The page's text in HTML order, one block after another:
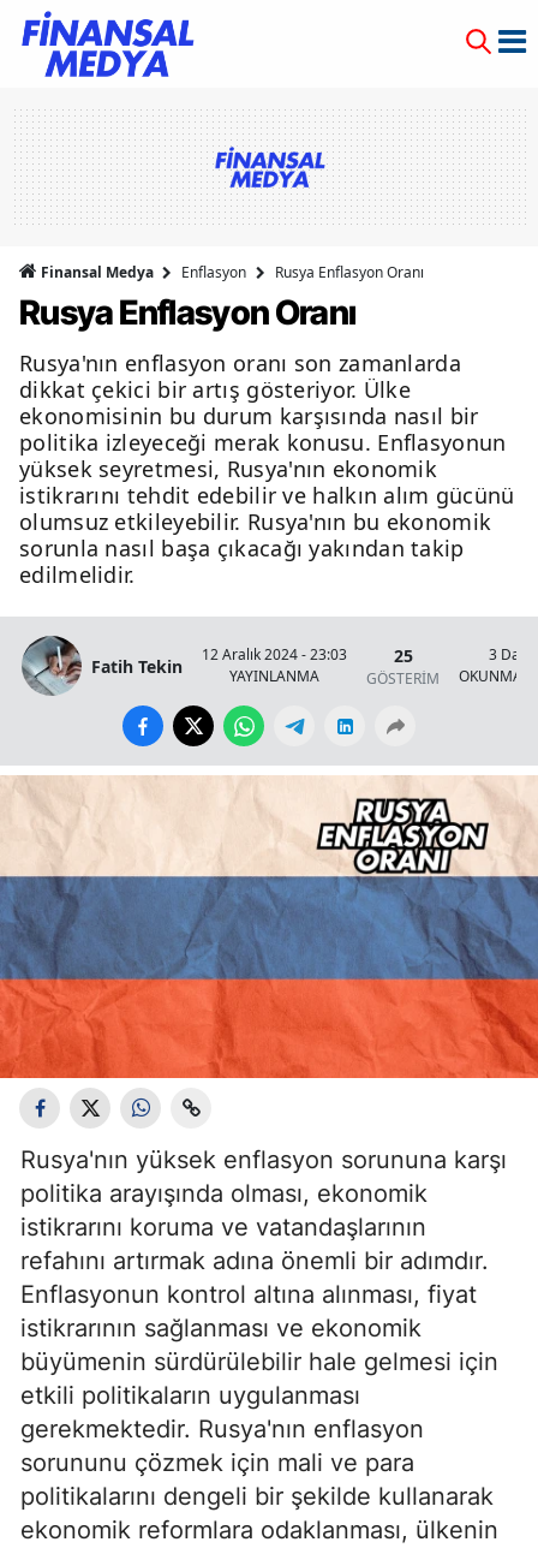
Finansal Medya Enflasyon Rusya Enflasyon Oranı
Rusya Enflasyon Oranı
Rusya'nın enflasyon oranı son zamanlarda
dikkat çekici bir artış gösteriyor. Ülke
ekonomisinin bu durum karşısında nasıl bir
politika izleyeceği merak konusu. Enflasyonun
yüksek seyretmesi, Rusya'nın ekonomik
istikrarını tehdit edebilir ve halkın alım gücünü
olumsuz etkileyebilir. Rusya'nın bu ekonomik
sorunla nasıl başa çıkacağı yakından takip
edilmelidir.
Fatih Tekin
12 Aralık 2024 - 23:03
YAYINLANMA
25
GÖSTERİM
3
OKUNMA
Rusya'nın yüksek enflasyon sorununa karşı
politika arayışında olması, ekonomik
istikrarını koruma ve vatandaşlarının
refahını artırmak adına önemli bir adımdır.
Enflasyonun kontrol altına alınması, fiyat
istikrarının sağlanması ve ekonomik
büyümenin sürdürülebilir hale gelmesi için
etkili politikaların uygulanması
gerekmektedir. Rusya'nın enflasyon
sorununu çözmek için mali ve para
politikalarını dengeli bir şekilde kullanarak
ekonomik reformlara odaklanması, ülkenin